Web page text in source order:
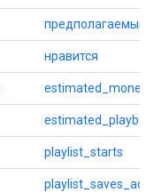
нравится
playlist_starts